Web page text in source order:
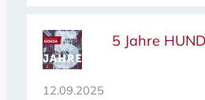
5 Jahre
12.09.2025